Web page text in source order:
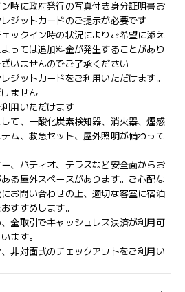
時に政府発行の写真付き身分証明書お
ジットカードのご提示が必要です
ックイン時の状況によりご希望に添え
っては追加料金が発生することがあり
いませんのでご了承ください
ジットカードをご利用いただけます。
ません
用いただけます
て、一酸化炭素検知器、消火器、煙感
ム、救急セット、屋外照明が備わって
、パティオ、テラスなど安全面からお
る屋外スペースがあります。ご心配な
お問い合わせの上、適切な客室に宿泊
すすめします。
全取引でキャッシュレス決済が利用可
ます。
非対面式のチェックアウトをご利用い